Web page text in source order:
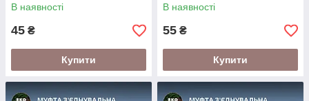
В наявності
45 ₴
Купити
В наявності
55 ₴
Купити